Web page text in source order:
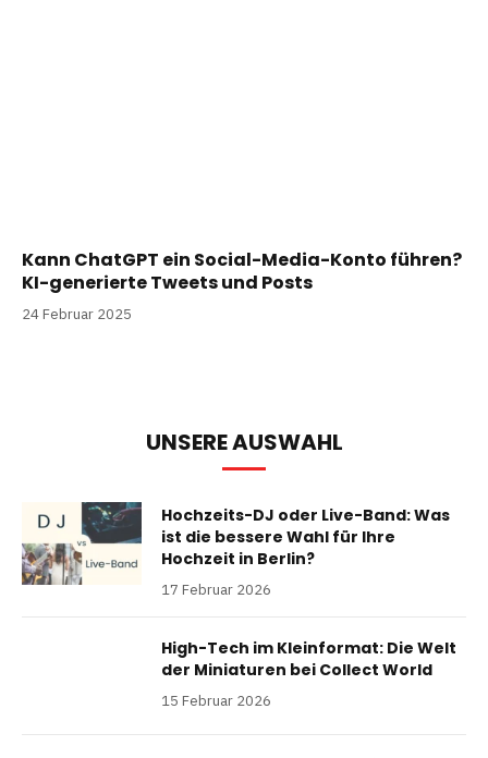
Kann ChatGPT ein Social-Media-Konto führen?
KI-generierte Tweets und Posts
24 Februar 2025
UNSERE AUSWAHL
Hochzeits-DJ oder Live-Band: Was
ist die bessere Wahl für Ihre
Hochzeit in Berlin?
17 Februar 2026
High-Tech im Kleinformat: Die Welt
der Miniaturen bei Collect World
15 Februar 2026